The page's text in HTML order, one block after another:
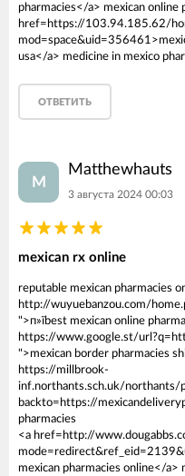
pharmacies</a> mexican online
href=https://103.94.185.62/
usa</a> medicine in mexico
ОТВЕТИТЬ
M
Matthewhauts
3 августа 2024 00:03
mexican rx online
reputable mexican pharmacies
http://wuyuebanzou.com/
">п»їbest mexican online
https://www.google.st/
">mexican border pharmacies
https://millbrook-
inf.northants.sch.uk/northants/
backto=https://
pharmacies
<a href=http://
mexican pharmacies online</a>